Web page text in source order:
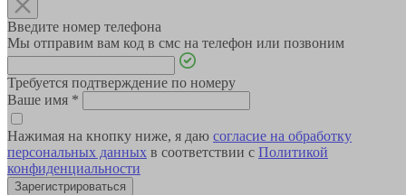
Введите номер телефона
Мы отправим вам код в смс на телефон или позвоним
Требуется подтверждение по номеру
Ваше имя *
Нажимая на кнопку ниже, я даю согласие на обработку
персональных данных в соответствии с Политикой
конфиденциальности
Зарегистрироваться